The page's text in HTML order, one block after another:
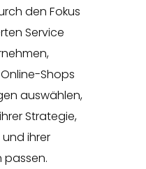
den Fokus
Service
Shops
auswählen,
Strategie,
ihrer
passen.